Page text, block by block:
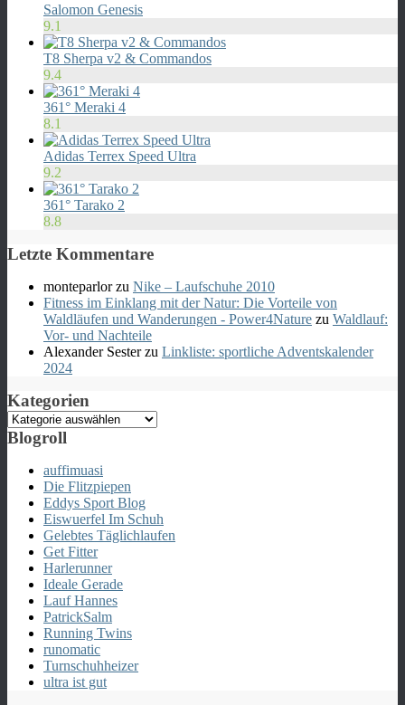
Salomon Genesis
9.1
T8 Sherpa v2 & Commandos
9.4
361° Meraki 4
8.1
Adidas Terrex Speed Ultra
9.2
361° Tarako 2
8.8
Letzte Kommentare
monteparlorzu Nike – Laufschuhe 2010
Fitness im Einklang mit der Natur: Die Vorteile von
Waldläufen und Wanderungen - Power4Nature zu Waldlauf:
Vor- und Nachteile
Alexander Sesterzu Linkliste: sportliche Adventskalender
2024
Kategorien
Kategorien
Blogroll
auffimuasi
Die Flitzpiepen
Eddys Sport Blog
Eiswuerfel Im Schuh
Gelebtes Täglichlaufen
Get Fitter
Harlerunner
Ideale Gerade
Lauf Hannes
PatrickSalm
Running Twins
runomatic
Turnschuhheizer
ultra ist gut